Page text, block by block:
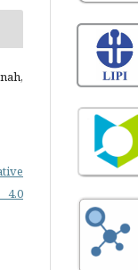
4.0